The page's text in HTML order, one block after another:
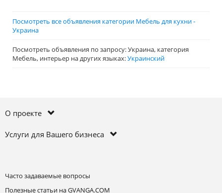
Посмотреть все объявления категории Мебель для кухни -
Украина
Посмотреть объявления по запросу: Украина, категория
Мебель, интерьер на других языках:Украинский
О проекте
Услуги для Вашего бизнеса
Часто задаваемые вопросы
Полезные статьи на GVANGA.COM